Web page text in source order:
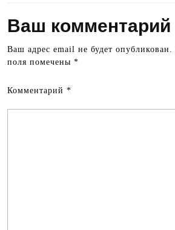
Ваш комментарий
Ваш адрес email не будет опубликован.
поля помечены *
Комментарий *